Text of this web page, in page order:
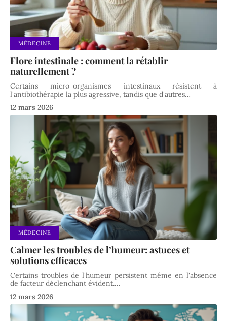
MÉDECINE
Flore intestinale : comment la rétablir
naturellement ?
Certains micro-organismes intestinaux résistent à
l'antibiothérapie la plus agressive, tandis que d'autres…
12 mars 2026
MÉDECINE
Calmer les troubles de l’humeur: astuces et
solutions efficaces
Certains troubles de l'humeur persistent même en l'absence
de facteur déclenchant évident.…
12 mars 2026